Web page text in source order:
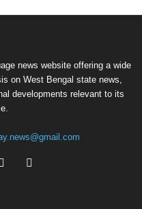
news website offering a wide
on West Bengal state news,
developments relevant to its